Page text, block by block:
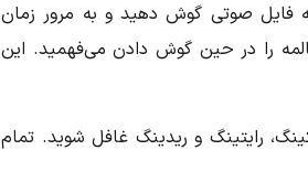
فایل صوتی گوش دهید و به مرور زمان
را در حین گوش دادن می‌فهمید. این
رایتینگ و ریدینگ غافل شوید. تمام